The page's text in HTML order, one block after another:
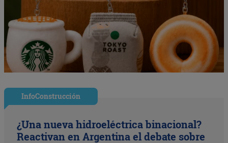
InfoConstrucción
¿Una nueva hidroeléctrica binacional?
Reactivan en Argentina el debate sobre